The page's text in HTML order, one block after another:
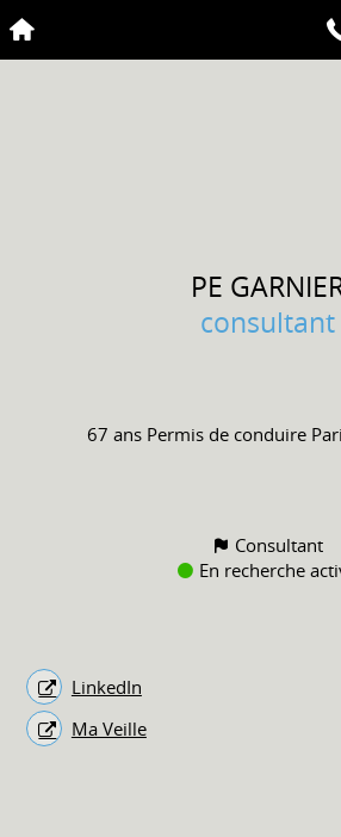
PE
consultant
67 ans Permis de conduire
Consultant
En recherche
LinkedIn
Ma Veille